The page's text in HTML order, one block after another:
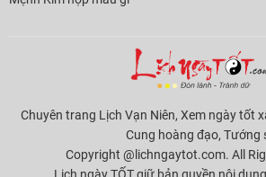
Chuyên trang Lịch Vạn Niên, Xem ngày tốt
Cung hoàng đạo, Tướng
Copyright @lichngaytot.com. All